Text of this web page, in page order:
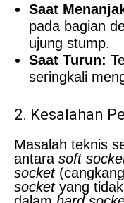
Saat
pada bagian
ujung stump.
Saat Turun:
seringkali
2. Kesalahan
Masalah teknis
antara soft
socket
socketyang